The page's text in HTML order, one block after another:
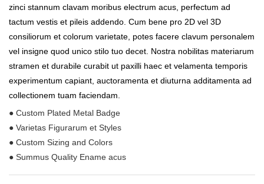
zinci stannum clavam moribus electrum acus, perfectum ad
tactum vestis et pileis addendo. Cum bene pro 2D vel 3D
consiliorum et colorum varietate, potes facere clavum personalem
vel insigne quod unico stilo tuo decet. Nostra nobilitas materiarum
stramen et durabile curabit ut paxilli haec et velamenta temporis
experimentum capiant, auctoramenta et diuturna additamenta ad
collectionem tuam faciendam.
● Custom Plated Metal Badge
● Varietas Figurarum et Styles
● Custom Sizing and Colors
● Summus Quality Ename acus